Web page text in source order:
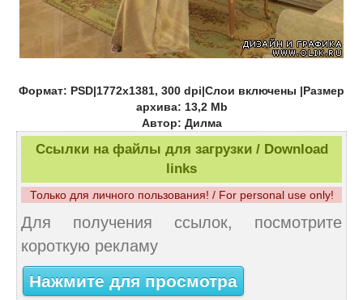
Формат: PSD|1772x1381, 300 dpi|Слои включены |Размер
архива: 13,2 Mb
Автор: Дилма
Ссылки на файлы для загрузки / Download
links
Только для личного пользования! / For personal use only!
Для получения ссылок, посмотрите
короткую рекламу
Нажмите для просмотра